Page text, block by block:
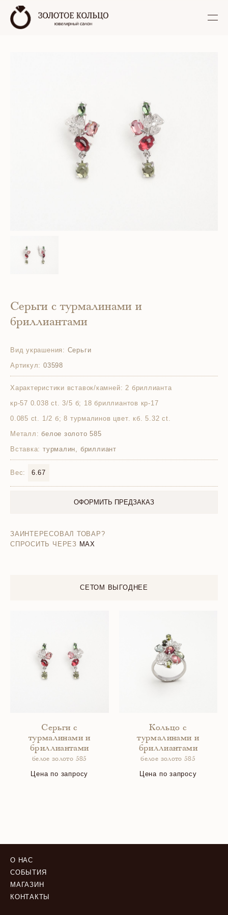
Серьги с турмалинами и
бриллиантами
Вид украшения: Серьги
Артикул: 03598
Характеристики вставок/камней: 2 бриллианта
кр-57 0.038 ct. 3/5 б; 18 бриллиантов кр-17
0.085 ct. 1/2 б; 8 турмалинов цвет. кб. 5.32 ct.
Металл: белое золото 585
Вставка: турмалин, бриллиант
Вес: 6.67
ОФОРМИТЬ ПРЕДЗАКАЗ
ЗАИНТЕРЕСОВАЛ ТОВАР?
СПРОСИТЬ ЧЕРЕЗ MAX
СЕТОМ ВЫГОДНЕЕ
Серьги с
турмалинами и
бриллиантами
белое золото 585
Цена по запросу
Кольцо с
турмалинами и
бриллиантами
белое золото 585
Цена по запросу
О НАС
СОБЫТИЯ
МАГАЗИН
КОНТАКТЫ